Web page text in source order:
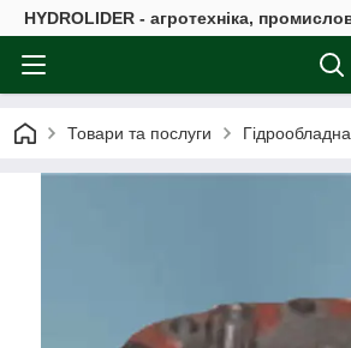
HYDROLIDER - агротехніка,
Товари та послуги